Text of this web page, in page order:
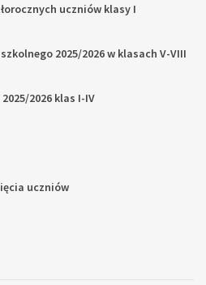
uczniów klasy I
2025/2026 w klasach V-VIII
2026 klas I-IV
uczniów